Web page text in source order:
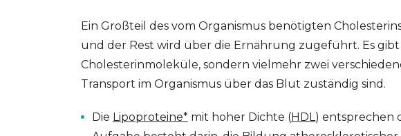
Ein Großteil des vom Organismus benötigten
und der Rest wird über die Ernährung zugeführt. Es
Cholesterinmoleküle, sondern vielmehr zwei
Transport im Organismus über das Blut zuständig sind.
Die Lipoproteine*mit hoher Dichte (HDL ) entsprechen